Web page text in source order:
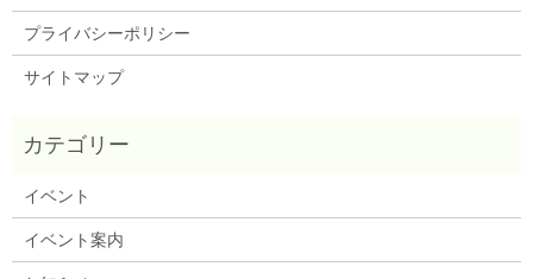
プライバシーポリシー
サイトマップ
イベント
イベント案内